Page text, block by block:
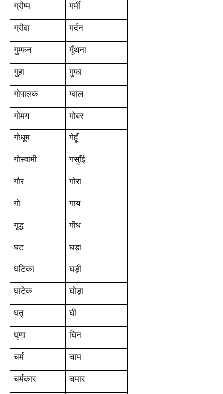
ग्रीष्म गर्मी
ग्रीवा गर्दन
गुम्फन गूँथना
गुहा गुफा
गोपालक ग्वाल
गोमय गोबर
गोधूम गेहूँ
गोस्वामी गसुाँई
गौर गोरा
गो गाय
गृद्ध गीध
घट घड़ा
घटिका घड़ी
घाटेक घोड़ा
घतृ घी
घृणा घिन
चर्म चाम
चर्मकार चमार